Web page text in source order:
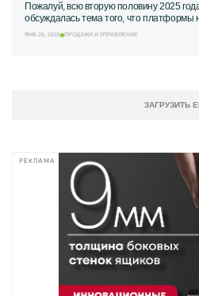
Пожалуй, всю вторую половину 2025
обсуждалась тема того, что платформы
в сентябре прошлого года мы...
ЯНВ 28, 2026 ПРОДАЖИ И УПРАВЛЕНИЕ
ЗАГРУЗИТЬ
РЕКЛАМА